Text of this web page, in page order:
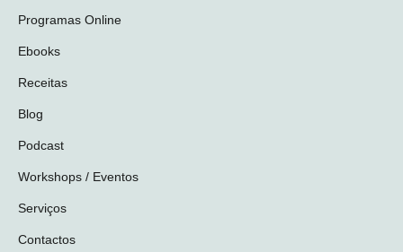
Programas Online
Ebooks
Receitas
Blog
Podcast
Workshops / Eventos
Serviços
Contactos